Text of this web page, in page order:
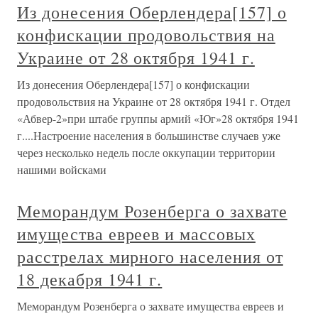
Из донесения Оберлендера[157] о
конфискации продовольствия на
Украине от 28 октября 1941 г.
Из донесения Оберлендера[157] о конфискации
продовольствия на Украине от 28 октября 1941 г. Отдел
«Абвер-2»при штабе группы армий «Юг»28 октября 1941
г....Настроение населения в большинстве случаев уже
через несколько недель после оккупации территории
нашими войсками
Меморандум Розенберга о захвате
имущества евреев и массовых
расстрелах мирного населения от
18 декабря 1941 г.
Меморандум Розенберга о захвате имущества евреев и